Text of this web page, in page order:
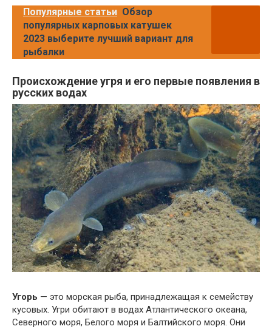
Популярные статьи Обзор
популярных карповых катушек
2023 выберите лучший вариант для
рыбалки
Происхождение угря и его первые появления в
русских водах
Угорь — это морская рыба, принадлежащая к семейству
кусовых. Угри обитают в водах Атлантического океана,
Северного моря, Белого моря и Балтийского моря. Они